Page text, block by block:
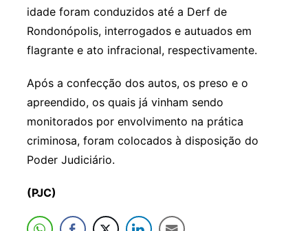
idade foram conduzidos até a Derf de
Rondonópolis, interrogados e autuados em
flagrante e ato infracional, respectivamente.
Após a confecção dos autos, os preso e o
apreendido, os quais já vinham sendo
monitorados por envolvimento na prática
criminosa, foram colocados à disposição do
Poder Judiciário.
(PJC)